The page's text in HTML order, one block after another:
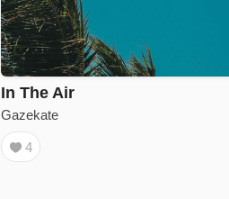
In The Air
Gazekate
4